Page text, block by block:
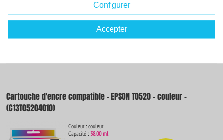
Cartouche d'encre compatible - EPSON T0520 - couleur -
(C13T05204010)
Couleur : couleur
Capacité : 38.00 ml
Configurer
Accepter